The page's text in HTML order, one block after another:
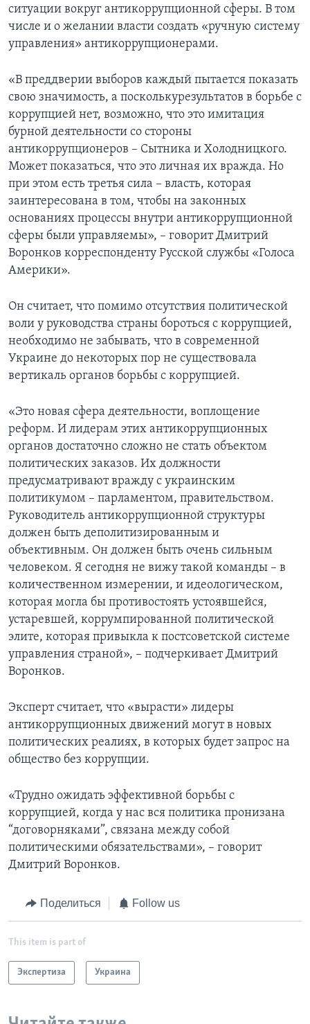
ситуации вокруг антикоррупционной сферы. В том
числе и о желании власти создать «ручную систему
управления» антикоррупционерами.
«В преддверии выборов каждый пытается показать
свою значимость, а посколькурезультатов в борьбе с
коррупцией нет, возможно, что это имитация
бурной деятельности со стороны
антикоррупционеров – Сытника и Холодницкого.
Может показаться, что это личная их вражда. Но
при этом есть третья сила – власть, которая
заинтересована в том, чтобы на законных
основаниях процессы внутри антикоррупционной
сферы были управляемы», – говорит Дмитрий
Воронков корреспонденту Русской службы «Голоса
Америки».
Он считает, что помимо отсутствия политической
воли у руководства страны бороться с коррупцией,
необходимо не забывать, что в современной
Украине до некоторых пор не существовала
вертикаль органов борьбы с коррупцией.
«Это новая сфера деятельности, воплощение
реформ. И лидерам этих антикоррупционных
органов достаточно сложно не стать объектом
политических заказов. Их должности
предусматривают вражду с украинским
политикумом – парламентом, правительством.
Руководитель антикоррупционной структуры
должен быть деполитизированным и
объективным. Он должен быть очень сильным
человеком. Я сегодня не вижу такой команды – в
количественном измерении, и идеологическом,
которая могла бы противостоять устоявшейся,
устаревшей, коррумпированной политической
элите, которая привыкла к постсоветской системе
управления страной», – подчеркивает Дмитрий
Воронков.
Эксперт считает, что «вырасти» лидеры
антикоррупционных движений могут в новых
политических реалиях, в которых будет запрос на
общество без коррупции.
«Трудно ожидать эффективной борьбы с
коррупцией, когда у нас вся политика пронизана
“договорняками”, связана между собой
политическими обязательствами», – говорит
Дмитрий Воронков.
Поделиться Follow us
This item is part of
Экспертиза Украина